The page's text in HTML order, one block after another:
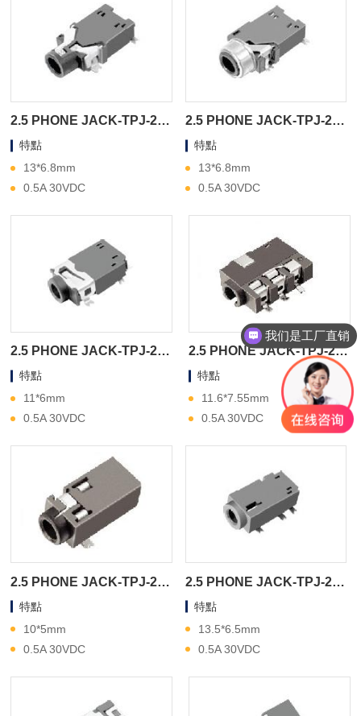
2.5 PHONE JACK-TPJ-2A360
特點
13*6.8mm
0.5A 30VDC
2.5 PHONE JACK-TPJ-2A350
特點
13*6.8mm
0.5A 30VDC
2.5 PHONE JACK-TPJ-2A330
特點
11*6mm
0.5A 30VDC
2.5 PHONE JACK-TPJ-2A300
特點
11.6*7.55mm
0.5A 30VDC
2.5 PHONE JACK-TPJ-2A270
特點
10*5mm
0.5A 30VDC
2.5 PHONE JACK-TPJ-2A260
特點
13.5*6.5mm
0.5A 30VDC
我们是工厂直销